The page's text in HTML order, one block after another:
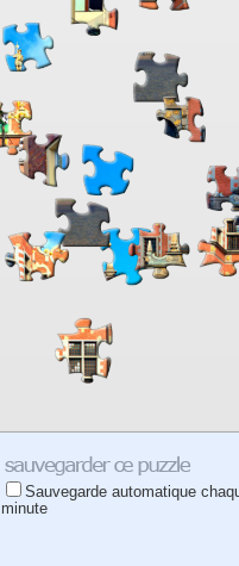
Sauvegarde automatique
minute